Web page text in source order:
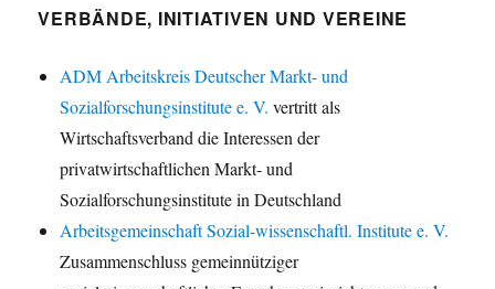
VERBÄNDE, INITIATIVEN UND VEREINE
ADM Arbeitskreis Deutscher Markt- und
Sozialforschungsinstitute e. V. vertritt als
Wirtschaftsverband die Interessen der
privatwirtschaftlichen Markt- und
Sozialforschungsinstitute in Deutschland
Arbeitsgemeinschaft Sozial-wissenschaftl. Institute e. V.
Zusammenschluss gemeinnütziger